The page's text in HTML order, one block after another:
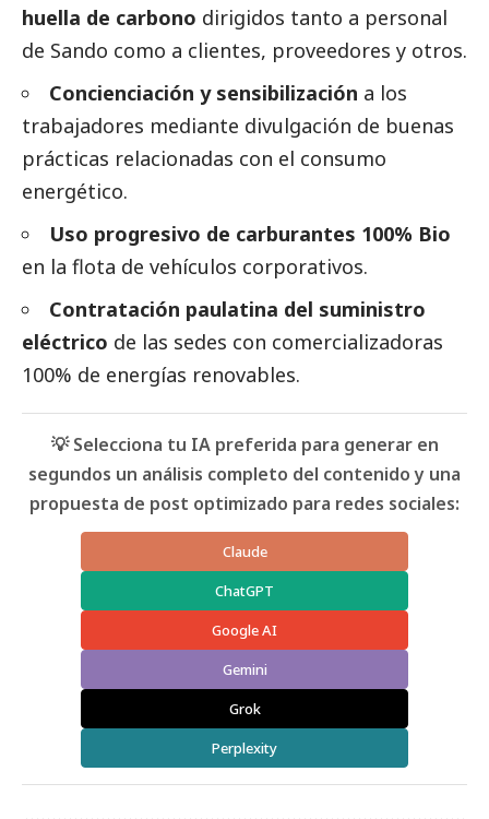
huella de carbono dirigidos tanto a personal
de Sando como a clientes, proveedores y otros.
Concienciación y sensibilización a los
trabajadores mediante divulgación de buenas
prácticas relacionadas con el consumo
energético.
Uso progresivo de carburantes 100% Bio
en la flota de vehículos corporativos.
Contratación paulatina del suministro
eléctrico de las sedes con comercializadoras
100% de energías renovables.
💡 Selecciona tu IA preferida para generar en
segundos un análisis completo del contenido y una
propuesta de post optimizado para redes sociales:
Claude
ChatGPT
Google AI
Gemini
Grok
Perplexity